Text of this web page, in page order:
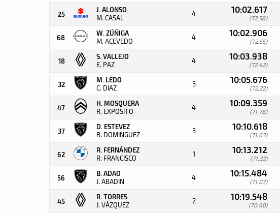
25
J. ALONSO
M. CASAL 4 10:02.617
(72,58)
68
W. ZÚÑIGA
M. ACEVEDO 4 10:02.906
(72,55)
18
S. VALLEJO
E. PAZ 4 10:03.938
(72,42)
32
M. LEDO
C. DIAZ 3 10:05.676
(72,22)
47
H. MOSQUERA
R. EXPOSITO 4 10:09.359
(71,78)
37
D. ESTEVEZ
B. DOMINGUEZ 3 10:10.618
(71,63)
62
R. FERNÁNDEZ
R. FRANCISCO 1 10:13.212
(71,33)
56
B. ADAO
J. ABADIN 4 10:15.484
(71,07)
45
R. TORRES
J. VÁZQUEZ 2 10:19.548
(70,60)